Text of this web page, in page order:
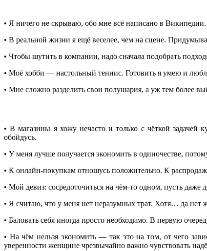
• Я ничего не скрываю, обо мне всё написано в Википедии.
• В реальной жизни я ещё веселее, чем на сцене.
• Чтобы шутить в компании, надо сначала подобрать
• Моё хобби ― настольный теннис. Готовить я умею и
• Мне сложно разделить свои полушария, а уж тем более
• В магазины я хожу нечасто и только с чёткой
обойдусь.
• У меня лучше получается экономить в одиночестве,
• К онлайн-покупкам отношусь положительно. К
• Мой девиз: сосредоточиться на чём-то одном, пусть даже
• Я считаю, что у меня нет неразумных трат. Хотя… да нет
• Баловать себя иногда просто необходимо. В первую
• На чём нельзя экономить ― так это на том, от чего
уверенности женщине чрезвычайно важно чувствовать